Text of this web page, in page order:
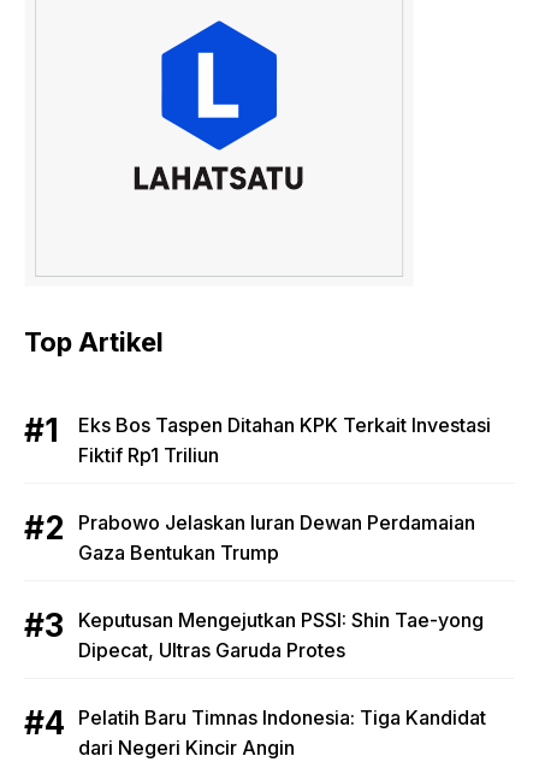
Top Artikel
Eks Bos Taspen Ditahan KPK Terkait Investasi
Fiktif Rp1 Triliun
Prabowo Jelaskan Iuran Dewan Perdamaian
Gaza Bentukan Trump
Keputusan Mengejutkan PSSI: Shin Tae-yong
Dipecat, Ultras Garuda Protes
Pelatih Baru Timnas Indonesia: Tiga Kandidat
dari Negeri Kincir Angin